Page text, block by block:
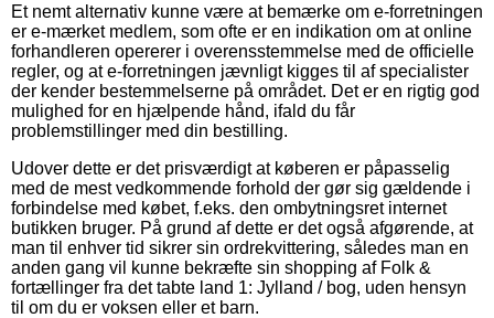
Et nemt alternativ kunne være at bemærke om e-forretningen
er e-mærket medlem, som ofte er en indikation om at online
forhandleren opererer i overensstemmelse med de officielle
regler, og at e-forretningen jævnligt kigges til af specialister
der kender bestemmelserne på området. Det er en rigtig god
mulighed for en hjælpende hånd, ifald du får
problemstillinger med din bestilling.
Udover dette er det prisværdigt at køberen er påpasselig
med de mest vedkommende forhold der gør sig gældende i
forbindelse med købet, f.eks. den ombytningsret internet
butikken bruger. På grund af dette er det også afgørende, at
man til enhver tid sikrer sin ordrekvittering, således man en
anden gang vil kunne bekræfte sin shopping af Folk &
fortællinger fra det tabte land 1: Jylland / bog, uden hensyn
til om du er voksen eller et barn.